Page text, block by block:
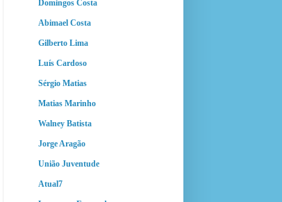
Domingos Costa
Abimael Costa
Gilberto Lima
Luís Cardoso
Sérgio Matias
Matias Marinho
Walney Batista
Jorge Aragão
União Juventude
Atual7